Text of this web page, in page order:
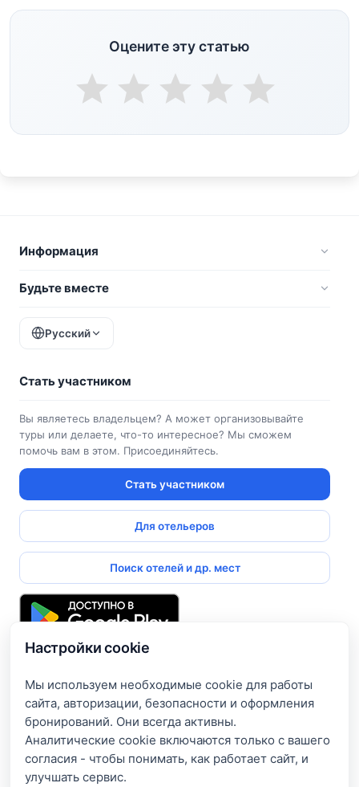
Настройки cookie
Мы используем необходимые cookie для работы
сайта, авторизации, безопасности и оформления
бронирований. Они всегда активны.
Аналитические cookie включаются только с вашего
согласия - чтобы понимать, как работает сайт, и
Оцените эту статью
Информация
Будьте вместе
Русский
Стать участником
Вы являетесь владельцем? А может организовывайте
туры или делаете, что-то интересное? Мы сможем
помочь вам в этом. Присоединяйтесь.
Стать участником
Для отельеров
Поиск отелей и др. мест
предложениям
Введите свой электронный адрес, чтобы получить доступ
к скидкам только для подписчиков. Новые акции и
эксклюзивные предложения будут приходить сразу на
вашу почту!